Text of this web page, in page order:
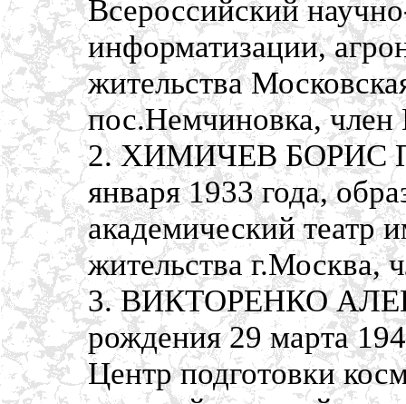
Всероссийский
информатизации,
жительства
пос.Немчиновка, член
2. ХИМИЧЕВ БОРИС
января 1933 года,
академический театр
жительства г.Москва,
3. ВИКТОРЕНКО
рождения 29 марта
Центр подготовки